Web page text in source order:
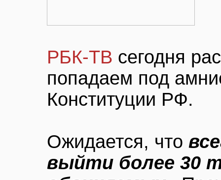
РБК-ТВ сегодня
попадаем под
Конституции РФ.
Ожидается, что
выйти более 30